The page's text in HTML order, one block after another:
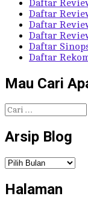
Daftar
Daftar
Daftar
Daftar
Daftar
Daftar
Mau Cari
Cari
Arsip Blog
Arsip
Halaman